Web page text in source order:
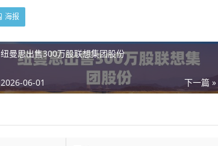
海报
纽曼思出售300万股联想集团股份
下一篇 »
2026-06-01